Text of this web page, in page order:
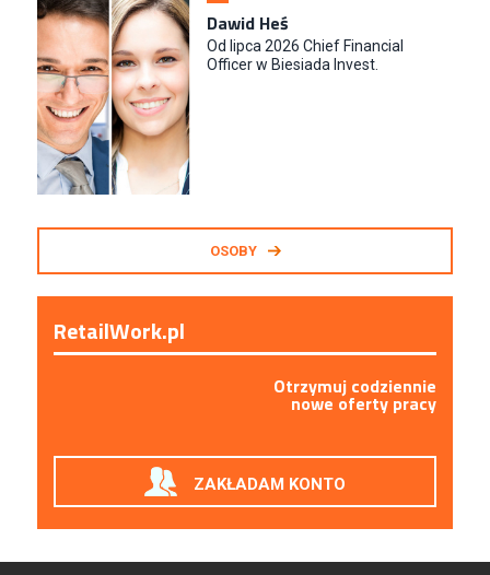
Dawid Heś
Od lipca 2026 Chief Financial
Officer w Biesiada Invest.
OSOBY
RetailWork.pl
Otrzymuj codziennie
nowe oferty pracy
ZAKŁADAM KONTO